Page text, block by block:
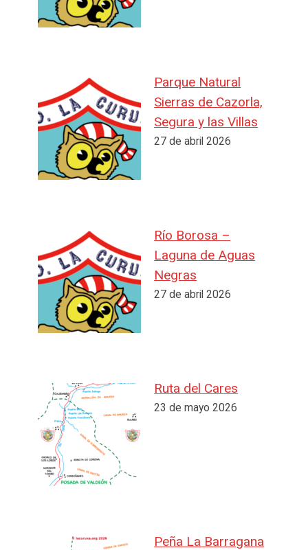
Parque Natural
Sierras de Cazorla,
Segura y las Villas
27 de abril 2026
Río Borosa –
Laguna de Aguas
Negras
27 de abril 2026
Ruta del Cares
23 de mayo 2026
Peña La Barragana